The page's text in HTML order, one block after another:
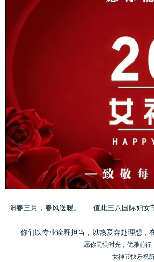
阳春三月，春风送暖。 值此三八国际妇女
你们以专业诠释担当，以热爱奔赴理想，
愿你无惧时光，优雅前行
女神节快乐祝